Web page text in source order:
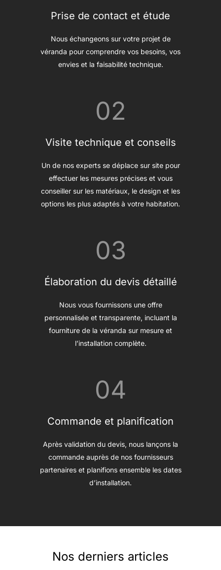
Prise de contact et étude
Nous échangeons sur votre projet de
véranda pour comprendre vos besoins, vos
envies et la faisabilité technique.
02
Visite technique et conseils
Un de nos experts se déplace sur site pour
effectuer les mesures précises et vous
conseiller sur les matériaux, le design et les
options les plus adaptés à votre habitation.
03
Élaboration du devis détaillé
Nous vous fournissons une offre
personnalisée et transparente, incluant la
fourniture de la véranda sur mesure et
l’installation complète.
04
Commande et planification
Après validation du devis, nous lançons la
commande auprès de nos fournisseurs
partenaires et planifions ensemble les dates
d’installation.
Nos derniers articles